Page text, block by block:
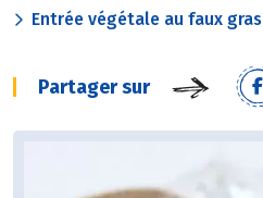
Entrée végétale au faux gras
Partager sur